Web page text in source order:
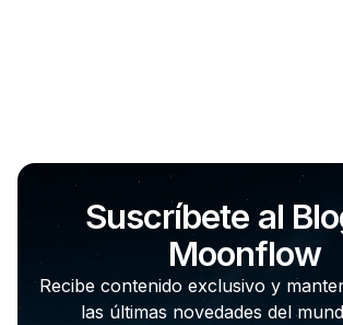
Suscríbete al
Moonflow
Recibe contenido exclusivo y
las últimas novedades del